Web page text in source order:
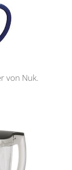
von Nuk.